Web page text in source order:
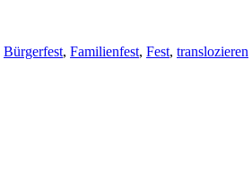
Bürgerfest, Familienfest, Fest, translozieren